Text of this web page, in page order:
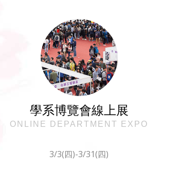
學系博覽會線上展
ONLINE DEPARTMENT EXPO
3/3(四)-3/31(四)